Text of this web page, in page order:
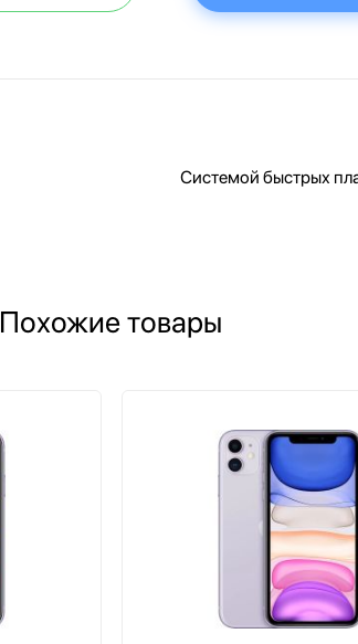
Системой быстрых
Похожие товары